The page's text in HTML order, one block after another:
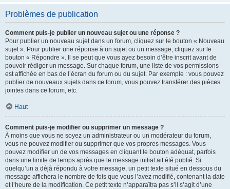
Problèmes de publication
Comment puis-je publier un nouveau sujet ou une réponse ?
Pour publier un nouveau sujet dans un forum, cliquez sur le bouton « Nouveau
sujet ». Pour publier une réponse à un sujet ou un message, cliquez sur le
bouton « Répondre ». Il se peut que vous ayez besoin d’être inscrit avant de
pouvoir rédiger un message. Sur chaque forum, une liste de vos permissions
est affichée en bas de l’écran du forum ou du sujet. Par exemple : vous pouvez
publier de nouveaux sujets dans ce forum, vous pouvez transférer des pièces
jointes dans ce forum, etc.
Haut
Comment puis-je modifier ou supprimer un message ?
À moins que vous ne soyez un administrateur ou un modérateur du forum,
vous ne pouvez modifier ou supprimer que vos propres messages. Vous
pouvez modifier un de vos messages en cliquant le bouton adéquat, parfois
dans une limite de temps après que le message initial ait été publié. Si
quelqu’un a déjà répondu à votre message, un petit texte situé en dessous du
message affichera le nombre de fois que vous l’avez modifié, contenant la date
et l’heure de la modification. Ce petit texte n’apparaîtra pas s’il s’agit d’une